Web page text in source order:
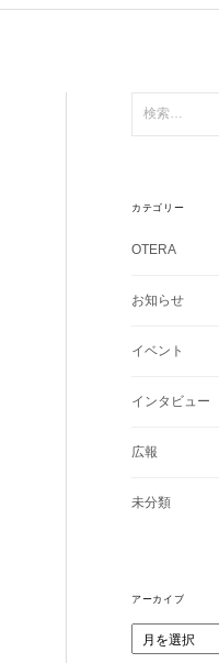
索:
カテゴリー
OTERA
お知らせ
イベント
インタビュー
広報
未分類
アーカイブ
ー